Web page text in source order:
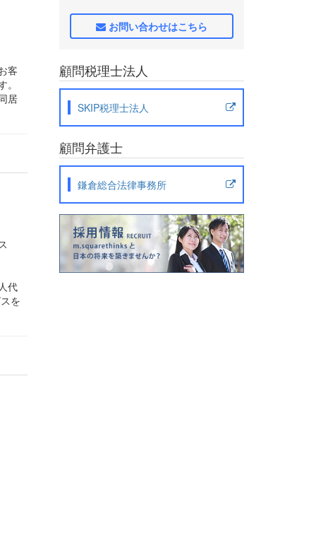
客
居
代
を
お問い合わせはこちら
顧問税理士法人
SKIP税理士法人
顧問弁護士
鎌倉総合法律事務所